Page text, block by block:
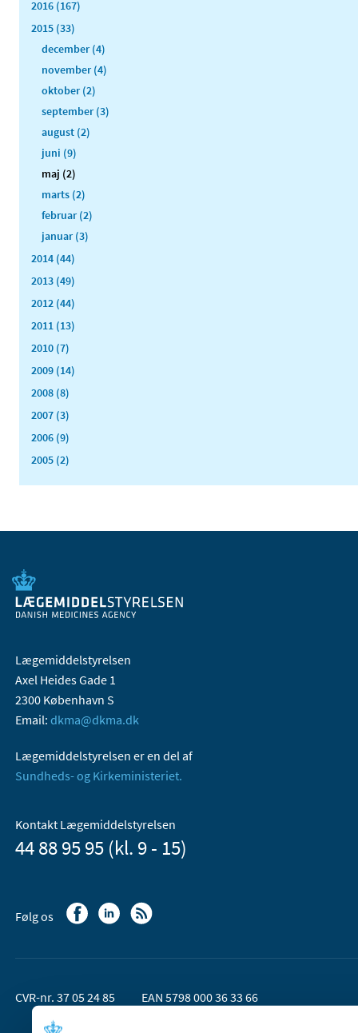
2016 (167)
2015 (33)
december (4)
november (4)
oktober (2)
september (3)
august (2)
juni (9)
maj (2)
marts (2)
februar (2)
januar (3)
2014 (44)
2013 (49)
2012 (44)
2011 (13)
2010 (7)
2009 (14)
2008 (8)
2007 (3)
2006 (9)
2005 (2)
Lægemiddelstyrelsen
Axel Heides Gade 1
2300 København S
Email: dkma@dkma.dk
Lægemiddelstyrelsen er en del af
Sundheds- og Kirkeministeriet.
Kontakt Lægemiddelstyrelsen
44 88 95 95 (kl. 9 - 15)
Følg os
CVR-nr. 37 05 24 85 EAN 5798 000 36 33 66